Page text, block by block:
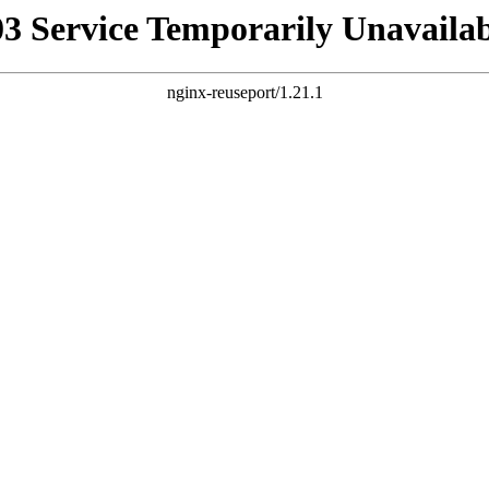
Service Temporarily
nginx-reuseport/1.21.1